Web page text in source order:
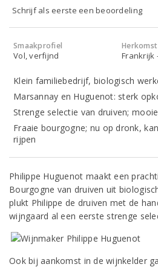
Schrijf als eerste een beoordeling
Smaakprofiel
Vol, verfijnd
Herkomst
Frankrijk
Klein familiebedrijf, biologisch
Marsannay en Huguenot: sterk
Strenge selectie van druiven;
Fraaie bourgogne; nu op dronk,
rijpen
Philippe Huguenot maakt een
Bourgogne van druiven uit
plukt Philippe de druiven met de
wijngaard al een eerste strenge
Ook bij aankomst in de wijnkelder